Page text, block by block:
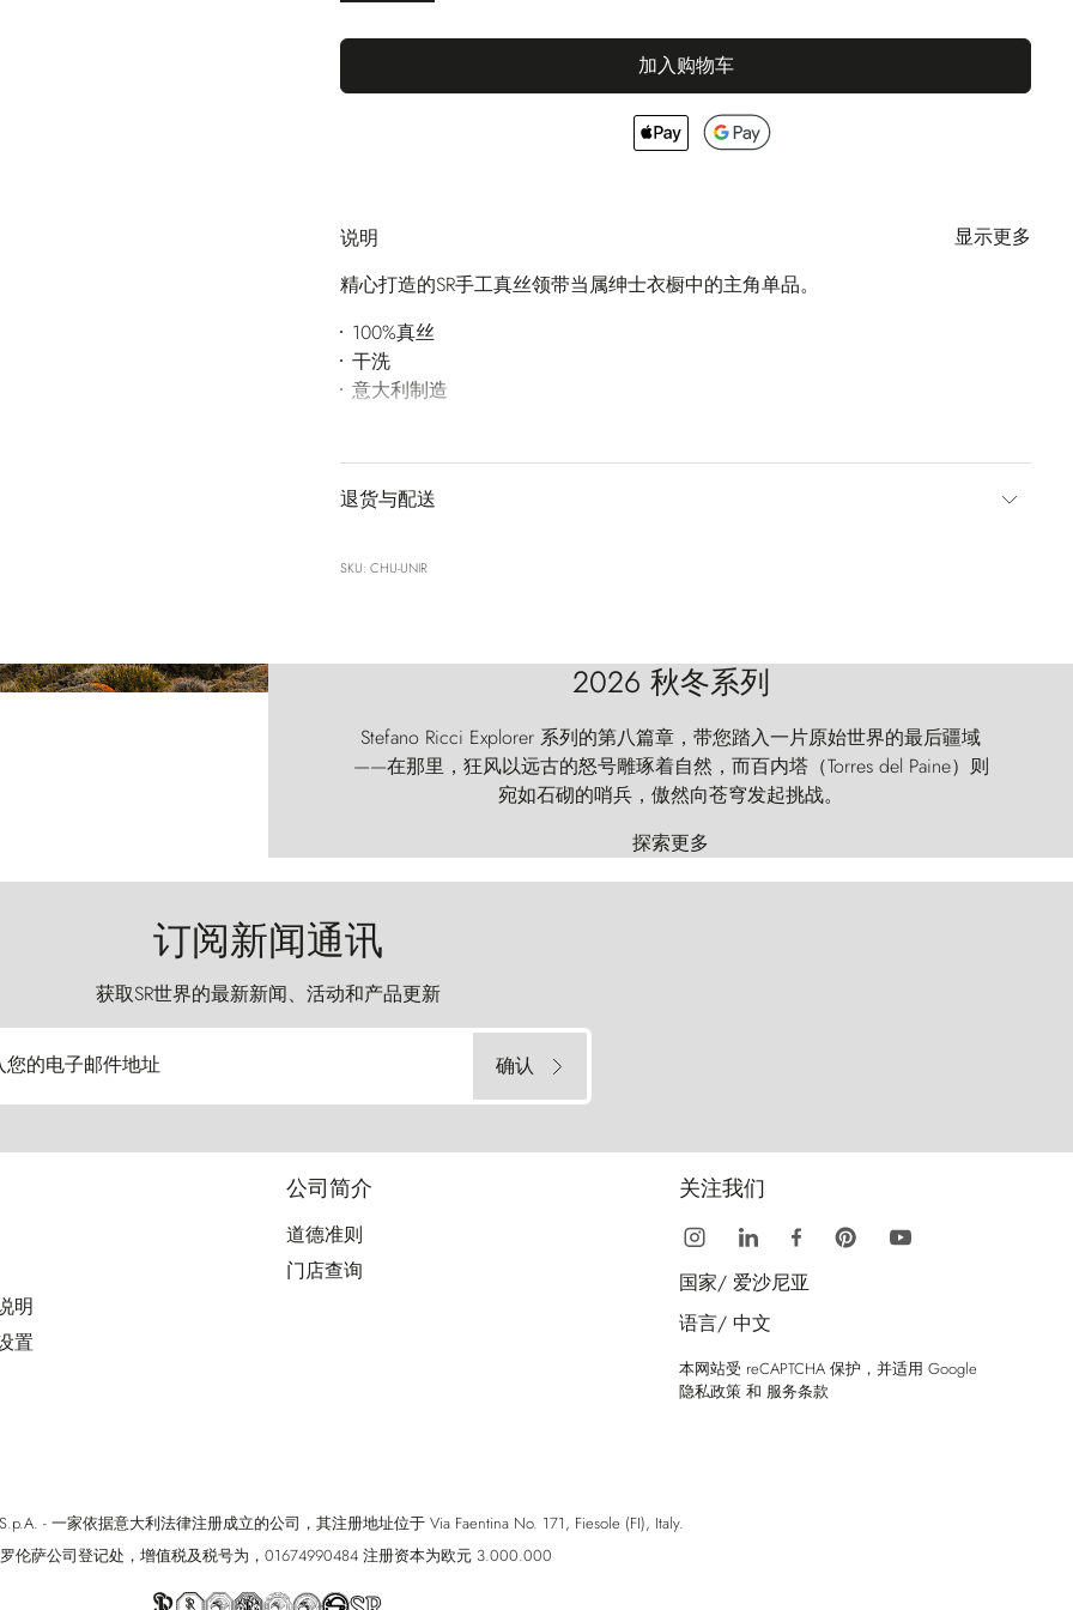
加入购物车
说明
显示更多
精心打造的SR手工真丝领带当属绅士衣橱中的主角单品。
100%真丝
干洗
意大利制造
退货与配送
SKU: CHU-UNIR
2026 秋冬系列
Stefano Ricci Explorer 系列的第八篇章，带您踏入一片原始世界的最后疆域
——在那里，狂风以远古的怒号雕琢着自然，而百内塔（Torres del Paine）则
宛如石砌的哨兵，傲然向苍穹发起挑战。
探索更多
订阅新闻通讯
获取SR世界的最新新闻、活动和产品更新
您的电子邮件地址 确认
明
置
公司简介
道德准则
门店查询
关注我们
国家/ 爱沙尼亚
语言/ 中文
本网站受 reCAPTCHA 保护，并适用 Google
隐私政策 和 服务条款
- 一家依据意大利法律注册成立的公司，其注册地址位于 Via Faentina No. 171, Fiesole (FI), Italy.
伦萨公司登记处，增值税及税号为，01674990484 注册资本为欧元 3.000.000